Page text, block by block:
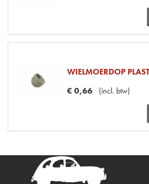
WIELMOERDOP
€ 0,66 (incl. btw)